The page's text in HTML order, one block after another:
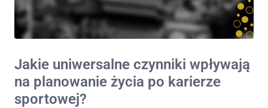
Jakie uniwersalne czynniki wpływają
na planowanie życia po karierze
sportowej?